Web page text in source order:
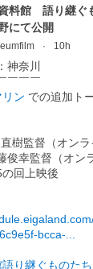
料館 語り継ぐ
にて公開
· 10h
神奈川
￣￣￣
ン での追加ト
樹監督（オンラ
幸監督（オン
回上映後
bcca-...
り継ぐものたち